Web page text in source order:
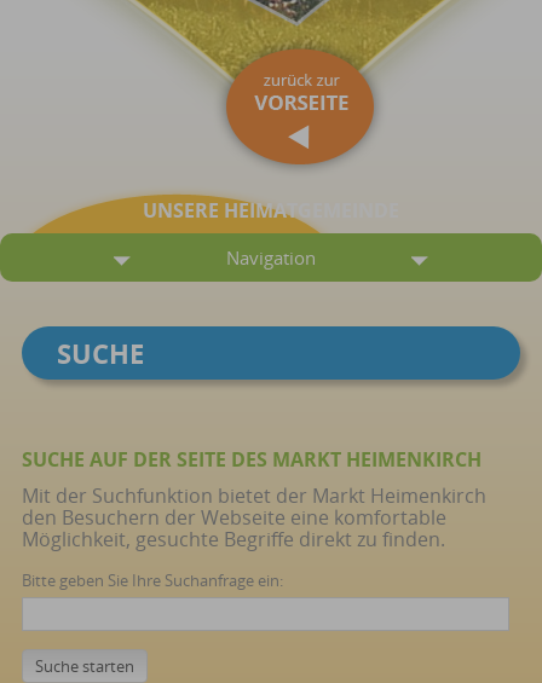
UNSERE HEIMATGEMEINDE
Navigation
SUCHE
SUCHE AUF DER SEITE DES MARKT HEIMENKIRCH
Mit der Suchfunktion bietet der Markt Heimenkirch
den Besuchern der Webseite eine komfortable
Möglichkeit, gesuchte Begriffe direkt zu finden.
Bitte geben Sie Ihre Suchanfrage ein: